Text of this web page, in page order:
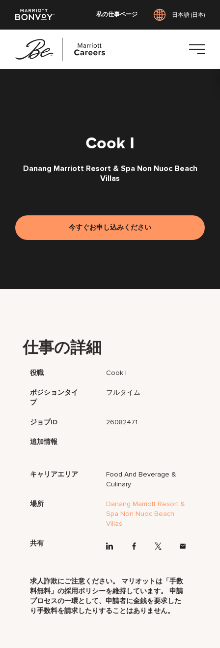
私の仕事ページ 日本語 (日本)
Cook I
Danang Marriott Resort & Spa Non Nuoc Beach
Villas
今すぐお申し込みください
仕事の詳細
役職 Cook I
ポジションタイ
プ
フルタイム
ジョブID 26082471
追加情報
キャリアエリア
Food And Beverage &
Culinary
場所
Danang Marriott Resort &
Spa Non Nuoc Beach
Villas
共有
求人詐欺にご注意ください。 マリオットは「手数
料無料」の採用ポリシーを維持しています。 申請
プロセスの一環として、申請者に金銭を要求した
り手数料を請求したりすることはありません。